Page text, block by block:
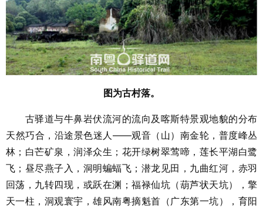
图为古村落。
古驿道与牛鼻岩伏流河的流向及喀斯特景观地貌的分布
天然巧合，沿途景色迷人——观音（山）南金轮，普度峰丛
林；白芒矿泉，润泽众生；花开绿树翠莺啼，莲长平湖白鹭
飞；昼尽燕子入，洞明蝙蝠飞；潜龙见田，九曲红河，赤羽
回荡，九转四现，或跃在渊；福禄仙坑（葫芦状天坑），擎
天一柱，洞观寰宇，雄风南粤摘魁首（广东第一坑），育阳